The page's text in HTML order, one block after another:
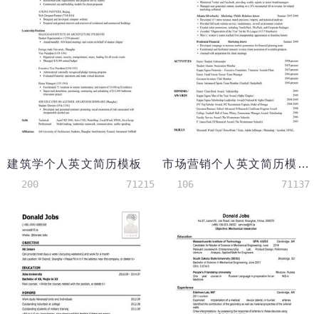
建筑学个人英文简历模板
200 71215
市场营销个人英文简历模板
106 71137